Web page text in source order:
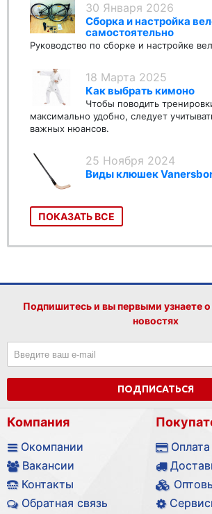
30 Января 2026
Сборка и настройка
самостоятельно
Руководство по сборке и настройке
18 Марта 2025
Как выбрать кимоно
Чтобы поводить
максимально удобно, следует
важных нюансов.
25 Ноября 2024
Виды клюшек
ПОКАЗАТЬ ВСЕ
Подпишитесь и вы первыми узнаете
новостях
ПОДПИСАТЬСЯ
Компания
Окомпании
Вакансии
Контакты
Обратная связь
Оплата